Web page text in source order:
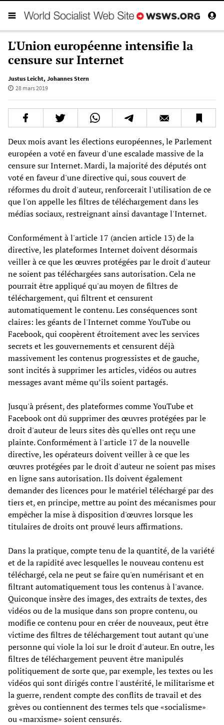
L'Union européenne intensifie la
censure sur Internet
Justus Leicht, Johannes Stern
28 mars 2019
Deux mois avant les élections européennes, le Parlement
européen a voté en faveur d'une escalade massive de la
censure sur Internet. Mardi, la majorité des députés ont
voté en faveur d'une directive qui, sous couvert de
réformes du droit d'auteur, renforcerait l'utilisation de ce
que l'on appelle les filtres de téléchargement dans les
médias sociaux, restreignant ainsi davantage l'Internet.
Conformément à l'article 17 (ancien article 13) de la
directive, les plateformes Internet doivent désormais
veiller à ce que les œuvres protégées par le droit d'auteur
ne soient pas téléchargées sans autorisation. Cela ne
pourrait être appliqué qu'au moyen de filtres de
téléchargement, qui filtrent et censurent
automatiquement le contenu. Les conséquences sont
claires: les géants de l'Internet comme YouTube ou
Facebook, qui coopèrent étroitement avec les services
secrets et les gouvernements et censurent déjà
massivement les contenus progressistes et de gauche,
sont incités à supprimer les articles, vidéos ou autres
messages avant même qu’ils soient partagés.
Jusqu'à présent, des plateformes comme YouTube et
Facebook ont dû supprimer des œuvres protégées par le
droit d'auteur de leurs sites dès qu'elles ont reçu une
plainte. Conformément à l'article 17 de la nouvelle
directive, les opérateurs doivent veiller à ce que les
œuvres protégées par le droit d'auteur ne soient pas mises
en ligne sans autorisation. Ils doivent également
demander des licences pour le matériel téléchargé par des
tiers et, en principe, mettre au point des mécanismes pour
empêcher la mise à disposition d'œuvres lorsque les
titulaires de droits ont prouvé leurs affirmations.
Dans la pratique, compte tenu de la quantité, de la variété
et de la rapidité avec lesquelles le nouveau contenu est
téléchargé, cela ne peut se faire qu'en numérisant et en
filtrant automatiquement tous les contenus à l'avance.
Quiconque insère des images, des extraits de textes, des
vidéos ou de la musique dans son propre contenu, ou
modifie ce contenu pour en créer de nouveaux, peut être
victime des filtres de téléchargement tout autant qu'une
personne qui viole la loi sur le droit d'auteur. En outre, les
filtres de téléchargement peuvent être manipulés
politiquement de sorte que, par exemple, les textes ou les
vidéos qui sont dirigés contre l'austérité, le militarisme et
la guerre, rendent compte des conflits de travail et des
grèves ou contiennent des termes tels que «socialisme»
ou «marxisme» soient censurés.